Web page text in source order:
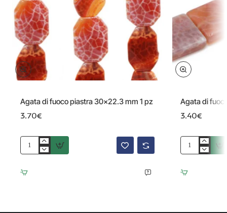
Agata di fuoco piastra 30x22.3 mm 1 pz
3.70€
Agata
fuoco
piastra
Agata di
3.40€
Agata
fuoco
quadrata